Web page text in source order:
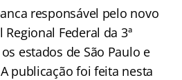
responsável pelo novo
Federal da 3ª
estados de São Paulo e
publicação foi feita nesta